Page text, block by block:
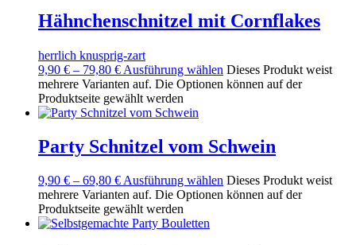
Hähnchenschnitzel mit Cornflakes
herrlich knusprig-zart
9,90 € – 79,80 € Ausführung wählen Dieses Produkt weist
mehrere Varianten auf. Die Optionen können auf der
Produktseite gewählt werden
Party Schnitzel vom Schwein
9,90 € – 69,80 € Ausführung wählen Dieses Produkt weist
mehrere Varianten auf. Die Optionen können auf der
Produktseite gewählt werden